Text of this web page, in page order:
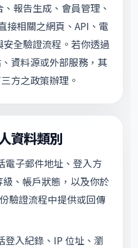
報告生成、會員管理、
接相關之網頁、API、電
全驗證流程。若你透過
資料源或外部服務，其
方之政策辦理。
資料類別
電子郵件地址、登入方
、帳戶狀態，以及你於
驗證流程中提供或回傳
登入紀錄、IP 位址、瀏